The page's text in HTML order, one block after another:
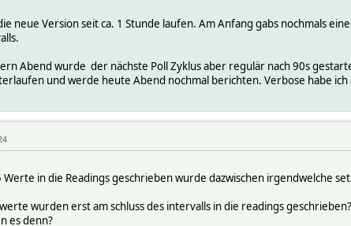
neue Version seit ca. 1 Stunde laufen. Am Anfang gabs nochmals
Abend wurde der nächste Poll Zyklus aber regulär nach 90s
und werde heute Abend nochmal berichten. Verbose habe
in die Readings geschrieben wurde dazwischen irgendwelche
wurden erst am schluss des intervalls in die readings geschrieben?
es denn?